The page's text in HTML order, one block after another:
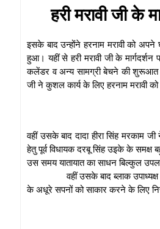
हरी मरावी जी के
इसके बाद उन्होंने हरनाम मरावी को अपने
हुआ। यहीं से हरी मरावी जी के
कलेंडर व अन्य सामग्री बेचने की शुरूआत
जी ने कुशल कार्य के लिए हरनाम मरावी को
वहीं उसके बाद दादा हीरा सिंह मरकाम
हेतु पूर्व विधायक दरबू सिंह उइके के समक्ष
उस समय यातायात का साधन बिल्कुल
वहीं उसके बाद ब्लाक
के अधूरे सपनों को साकार करने के लिए